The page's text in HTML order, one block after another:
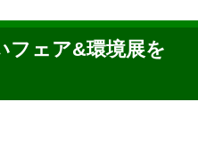
フェア&環境展を